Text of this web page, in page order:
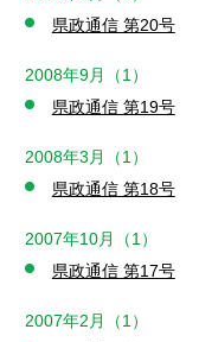
県政通信 第20号
2008年9月（1）
県政通信 第19号
2008年3月（1）
県政通信 第18号
2007年10月（1）
県政通信 第17号
2007年2月（1）